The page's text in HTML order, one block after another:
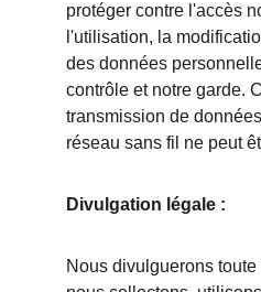
protéger contre l'accès
l'utilisation, la
des données
contrôle et notre garde.
transmission de
réseau sans fil ne peut
Divulgation légale :
Nous divulguerons